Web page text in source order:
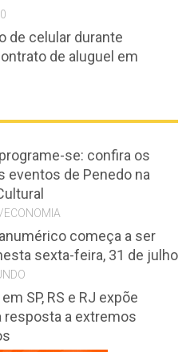
de celular durante
de aluguel em
se: confira os
eventos de Penedo na
ECONOMIA
começa a ser
sexta-feira, 31 de julho
SP, RS e RJ expõe
resposta a extremos